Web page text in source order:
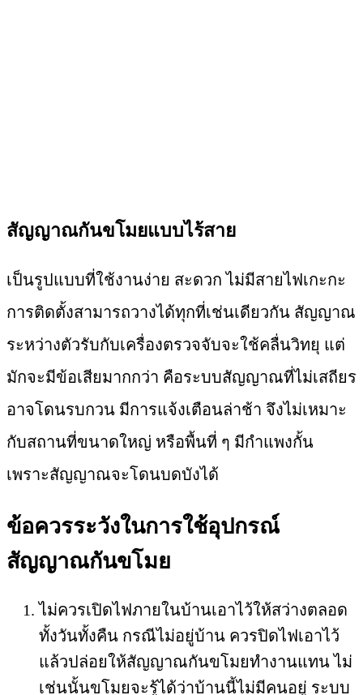
สัญญาณกันขโมยแบบไร้สาย
เป็นรูปแบบที่ใช้งานง่าย สะดวก ไม่มีสายไฟเกะกะ
การติดตั้งสามารถวางได้ทุกที่เช่นเดียวกัน สัญญาณ
ระหว่างตัวรับกับเครื่องตรวจจับจะใช้คลื่นวิทยุ แต่
มักจะมีข้อเสียมากกว่า คือระบบสัญญาณที่ไม่เสถียร
อาจโดนรบกวน มีการแจ้งเตือนล่าช้า จึงไม่เหมาะ
กับสถานที่ขนาดใหญ่ หรือพื้นที่ ๆ มีกำแพงกั้น
เพราะสัญญาณจะโดนบดบังได้
ข้อควรระวังในการใช้อุปกรณ์
สัญญาณกันขโมย
ไม่ควรเปิดไฟภายในบ้านเอาไว้ให้สว่างตลอด
ทั้งวันทั้งคืน กรณีไม่อยู่บ้าน ควรปิดไฟเอาไว้
แล้วปล่อยให้สัญญาณกันขโมยทำงานแทน ไม่
เช่นนั้นขโมยจะรู้ได้ว่าบ้านนี้ไม่มีคนอยู่ ระบบ